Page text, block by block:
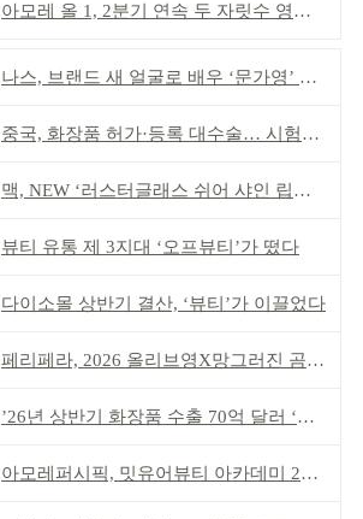
아모레 올 1, 2분기 연속 두 자릿수 영업이익률 기록
나스, 브랜드 새 얼굴로 배우 ‘문가영’ 발탁
중국, 화장품 허가·등록 대수술… 시험자료 공용 허용
맥, NEW ‘러스터글래스 쉬어 샤인 립스틱’ 출시
뷰티 유통 제 3지대 ‘오프뷰티’가 떴다
다이소몰 상반기 결산, ‘뷰티’가 이끌었다
페리페라, 2026 올리브영X망그러진 곰 콜라보
’26년 상반기 화장품 수출 70억 달러 ‘역대 최고’
아모레퍼시픽, 밋유어뷰티 아카데미 2기 발대식